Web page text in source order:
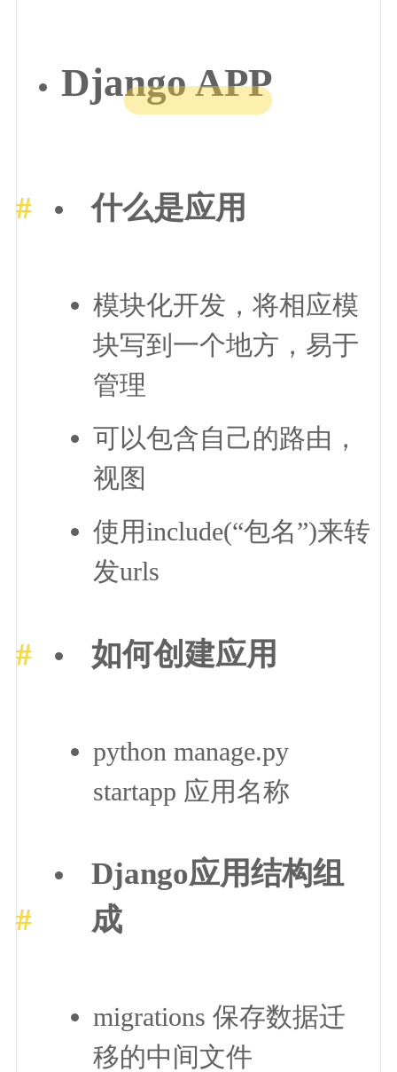
Django APP
什么是应用
模块化开发，将相应模
块写到一个地方，易于
管理
可以包含自己的路由，
视图
使用include(“包名”)来转
发urls
如何创建应用
python manage.py
startapp 应用名称
Django应用结构组
成
migrations 保存数据迁
移的中间文件